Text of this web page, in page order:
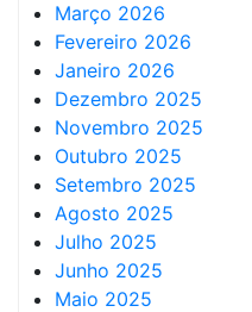
Março 2026
Fevereiro 2026
Janeiro 2026
Dezembro 2025
Novembro 2025
Outubro 2025
Setembro 2025
Agosto 2025
Julho 2025
Junho 2025
Maio 2025